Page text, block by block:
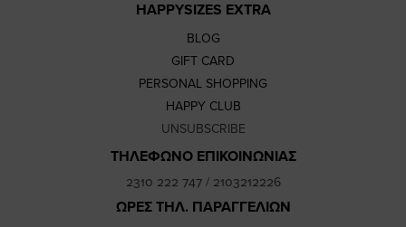
HAPPYSIZES EXTRA
BLOG
GIFT CARD
PERSONAL SHOPPING
HAPPY CLUB
UNSUBSCRIBE
ΤΗΛΕΦΩΝΟ ΕΠΙΚΟΙΝΩΝΙΑΣ
2310 222 747/ 2103212226
ΩΡΕΣ ΤΗΛ. ΠΑΡΑΓΓΕΛΙΩΝ